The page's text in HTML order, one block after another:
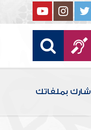
شارك بملفاتك